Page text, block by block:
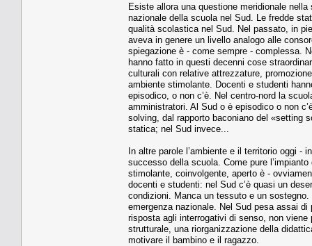
Esiste allora una questione meridionale
nazionale della scuola nel Sud. Le fredde
qualità scolastica nel Sud. Nel passato, in
aveva in genere un livello analogo alle
spiegazione è - come sempre - complessa.
hanno fatto in questi decenni cose
culturali con relative attrezzature,
ambiente stimolante. Docenti e studenti
episodico, o non c’è. Nel centro-nord la
amministratori. Al Sud o è episodico o non
solving, dal rapporto baconiano del «setting
statica; nel Sud invece...
In altre parole l’ambiente e il territorio oggi -
successo della scuola. Come pure
stimolante, coinvolgente, aperto è -
docenti e studenti: nel Sud c’è quasi un
condizioni. Manca un tessuto e un
emergenza nazionale. Nel Sud pesa assai
risposta agli interrogativi di senso, non
strutturale, una riorganizzazione della
motivare il bambino e il ragazzo.